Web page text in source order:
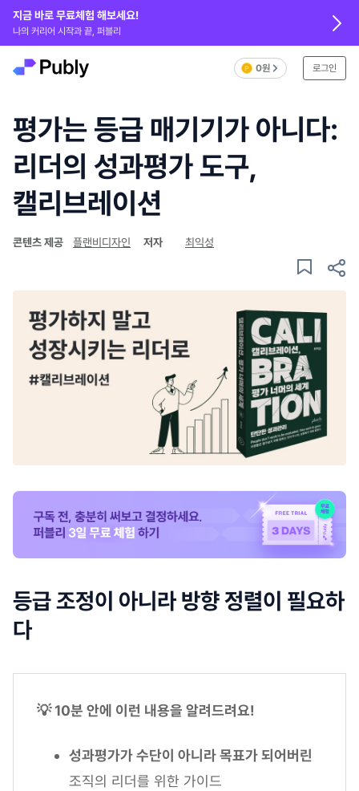
지금 바로 무료체험 해보세요!
나의 커리어 시작과 끝, 퍼블리
0원 로그인
평가는 등급 매기기가 아니다:
리더의 성과평가 도구,
캘리브레이션
콘텐츠 제공 플랜비디자인 저자 최익성
등급 조정이 아니라 방향 정렬이 필요하
다
💡 10분 안에 이런 내용을 알려드려요!
성과평가가 수단이 아니라 목표가 되어버린
조직의 리더를 위한 가이드